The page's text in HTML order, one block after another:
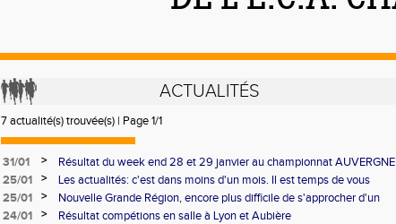
ACTUALITÉS
7 actualité(s) trouvée(s) | Page 1/1
31/01 >
Résultat du week end 28 et 29 janvier au championnat AUVERGNE
RHONE ALPES enn salle à Lyon
25/01 >
Les actualités: c'est dans moins d'un mois. Il est temps de vous
entrainer
25/01 >
Nouvelle Grande Région, encore plus difficile de s'approcher d'un
podium en cross. Mission réussie
24/01 >
Résultat compétions en salle à Lyon et Aubière